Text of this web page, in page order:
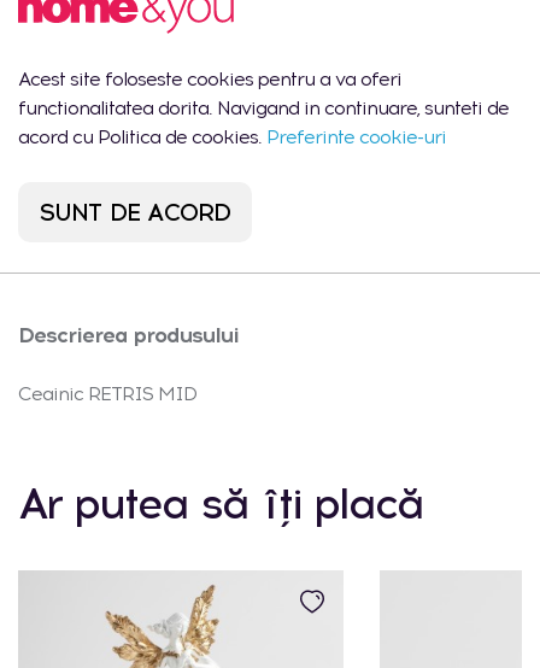
Cantitate totala
Shopping MallDova
- Chișinău, str.
Arborilor 21
Lun-Dum:
10:00 -
22:00
1 buc.
Sadoveanu 42/6
Descrierea produsului
Ceainic RETRIS MID
Ar putea să îți placă
Acest site foloseste cookies pentru a va oferi
functionalitatea dorita. Navigand in continuare, sunteti de
acord cu Politica de cookies. Preferinte cookie-uri
SUNT DE ACORD